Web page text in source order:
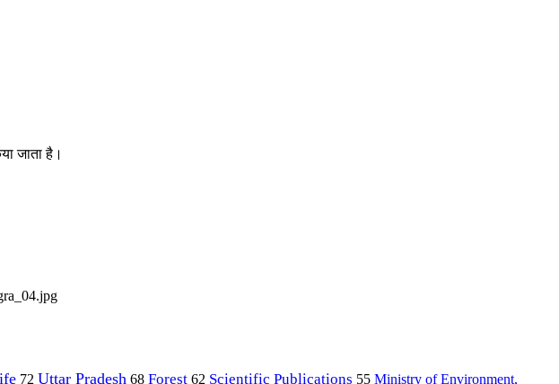
जाता है।
72 Uttar Pradesh 68 Forest 62 Scientific Publications 55 Ministry of Environment,